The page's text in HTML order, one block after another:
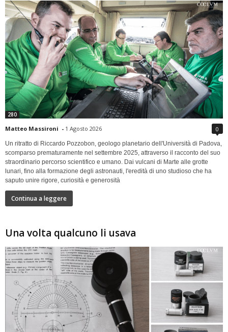
280
Matteo Massironi - 1 Agosto 2026 0
Un ritratto di Riccardo Pozzobon, geologo planetario dell'Università di Padova,
scomparso prematuramente nel settembre 2025, attraverso il racconto del suo
straordinario percorso scientifico e umano. Dai vulcani di Marte alle grotte
lunari, fino alla formazione degli astronauti, l'eredità di uno studioso che ha
saputo unire rigore, curiosità e generosità
Continua a leggere
Una volta qualcuno li usava